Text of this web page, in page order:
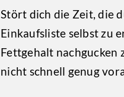
Stört dich die Zeit, die
Einkaufsliste selbst zu
Fettgehalt nachgucken
nicht schnell genug